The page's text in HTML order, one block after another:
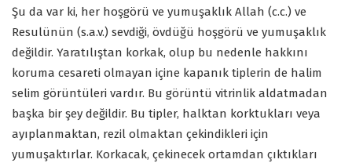
Şu da var ki, her hoşgörü ve yumuşaklık Allah (c.c.) ve
Resulünün (s.a.v.) sevdiği, övdüğü hoşgörü ve yumuşaklık
değildir. Yaratılıştan korkak, olup bu nedenle hakkını
koruma cesareti olmayan içine kapanık tiplerin de halim
selim görüntüleri vardır. Bu görüntü vitrinlik aldatmadan
başka bir şey değildir. Bu tipler, halktan korktukları veya
ayıplanmaktan, rezil olmaktan çekindikleri için
yumuşaktırlar. Korkacak, çekinecek ortamdan çıktıkları